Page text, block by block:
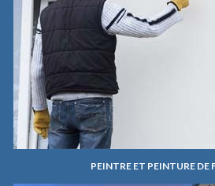
PEINTRE ET PEINTURE DE